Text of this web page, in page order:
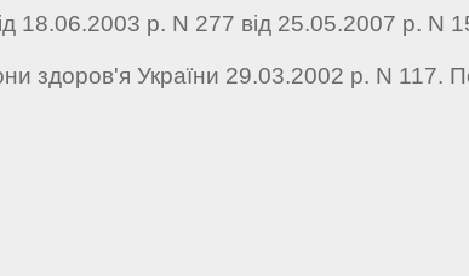
18.06.2003 р. N 277 від 25.05.2007 р. N
здоров'я України 29.03.2002 р. N 117.